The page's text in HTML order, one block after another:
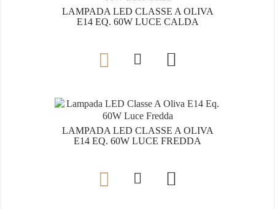
LAMPADA LED CLASSE A OLIVA
E14 EQ. 60W LUCE CALDA

LAMPADA LED CLASSE A OLIVA
E14 EQ. 60W LUCE FREDDA
